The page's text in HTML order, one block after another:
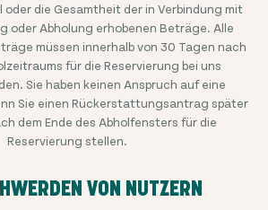
oder die Gesamtheit der in Verbindung mit
oder Abholung erhobenen Beträge. Alle
müssen innerhalb von 30 Tagen nach
für die Reservierung bei uns
Sie haben keinen Anspruch auf eine
Sie einen Rückerstattungsantrag später
dem Ende des Abholfensters für die
Reservierung stellen.
VON NUTZERN